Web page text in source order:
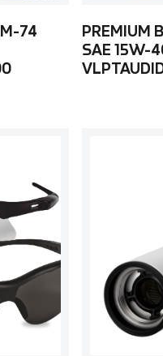
M-74
PREMIUM
SAE 15W-